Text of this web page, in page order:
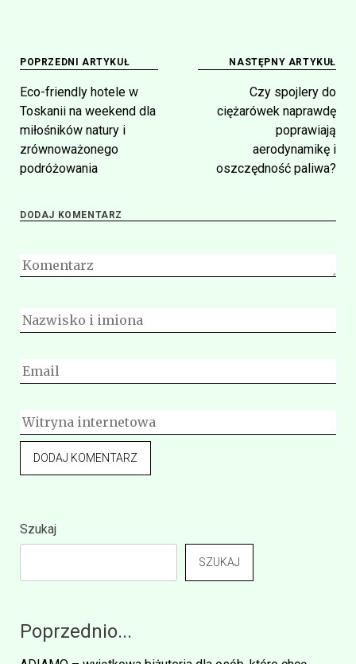
Nawigacja
wpisu
POPRZEDNI ARTYKUŁ
Eco-friendly hotele w
Toskanii na weekend dla
miłośników natury i
zrównoważonego
podróżowania
NASTĘPNY ARTYKUŁ
Czy spojlery do
ciężarówek naprawdę
poprawiają
aerodynamikę i
oszczędność paliwa?
DODAJ KOMENTARZ
Szukaj
SZUKAJ
Poprzednio...